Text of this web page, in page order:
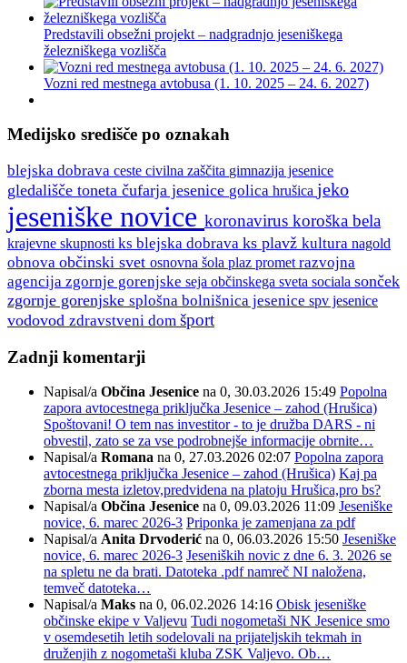
Predstavili obsežni projekt – nadgradnjo jeseniškega
železniškega vozlišča
Vozni red mestnega avtobusa (1. 10. 2025 – 24. 6. 2027)
Medijsko središče po oznakah
blejska dobrava ceste civilna zaščita gimnazija jesenice
gledališče toneta čufarja jesenice golica hrušica jeko
jeseniške novice koronavirus koroška bela
krajevne skupnosti ks blejska dobrava ks plavž kultura nagold
obnova občinski svet osnovna šola plaz promet razvojna
agencija zgornje gorenjske seja občinskega sveta sociala sonček
zgornje gorenjske splošna bolnišnica jesenice spv jesenice
vodovod zdravstveni dom šport
Zadnji komentarji
Napisal/a Občina Jesenice na 0, 30.03.2026 15:49 Popolna
zapora avtocestnega priključka Jesenice – zahod (Hrušica)
Spoštovani! O tem nas investitor - to je družba DARS - ni
obvestil, zato se za vse podrobnejše informacije obrnite…
Napisal/a Romana na 0, 27.03.2026 02:07 Popolna zapora
avtocestnega priključka Jesenice – zahod (Hrušica) Kaj pa
zborna mesta izletov,predvidena na platoju Hrušica,pro bs?
Napisal/a Občina Jesenice na 0, 09.03.2026 11:09 Jeseniške
novice, 6. marec 2026-3 Priponka je zamenjana za pdf
Napisal/a Anita Drvoderić na 0, 06.03.2026 15:50 Jeseniške
novice, 6. marec 2026-3 Jeseniških novic z dne 6. 3. 2026 se
na spletu ne da brati. Datoteka .pdf namreč NI naložena,
temveč datoteka…
Napisal/a Maks na 0, 06.02.2026 14:16 Obisk jeseniške
občinske ekipe v Valjevu Tudi nogometaši NK Jesenice smo
v osemdesetih letih sodelovali na prijateljskih tekmah in
druženjih z nogometaši kluba ZSK Valjevo. Ob…